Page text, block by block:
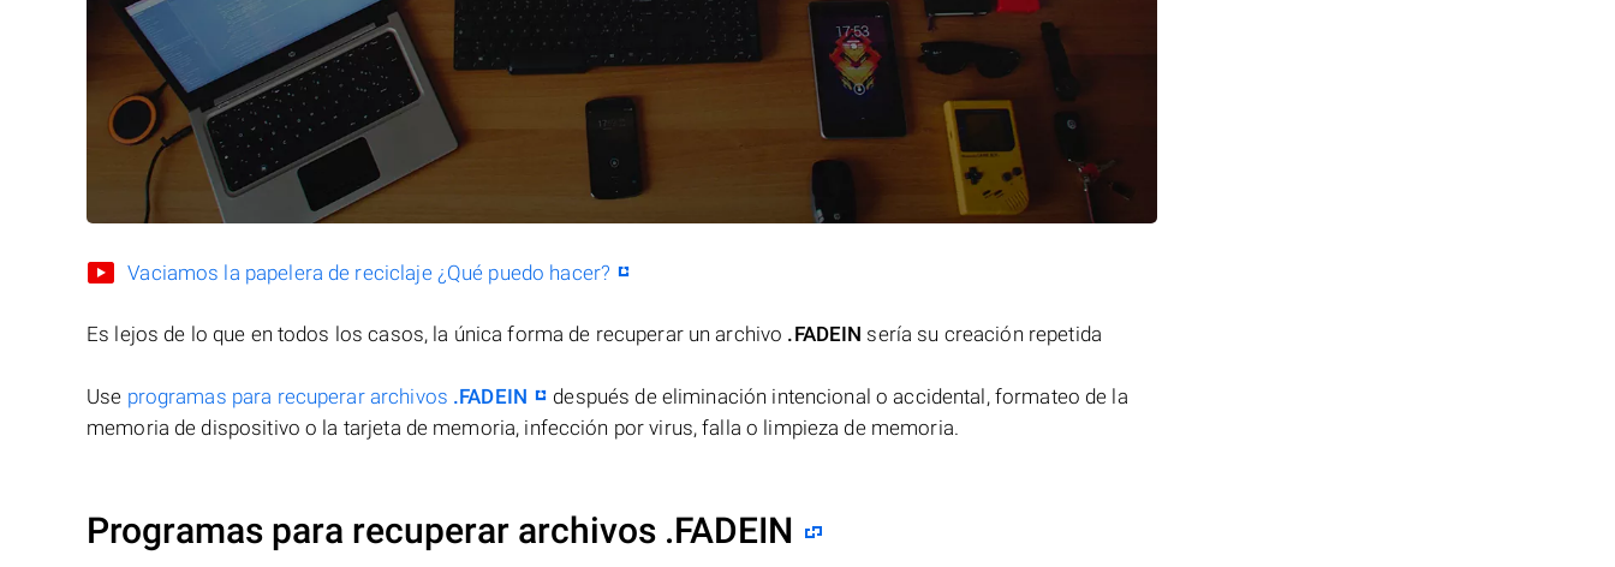
Vaciamos la papelera de reciclaje ¿Qué puedo hacer?
Es lejos de lo que en todos los casos, la única forma de recuperar un archivo .FADEIN sería su creación repetida
Use programas para recuperar archivos .FADEIN
después de eliminación intencional o accidental, formateo de la
memoria de dispositivo o la tarjeta de memoria, infección por virus, falla o limpieza de memoria.
Programas para recuperar archivos .FADEIN